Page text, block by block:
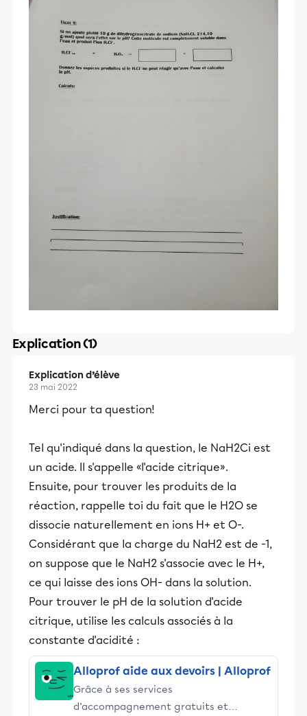
Explication (1)
Explication d’élève
23 mai 2022
Merci pour ta question!
Tel qu'indiqué dans la question, le NaH2Ci est
un acide. Il s'appelle «l'acide citrique».
Ensuite, pour trouver les produits de la
réaction, rappelle toi du fait que le H2O se
dissocie naturellement en ions H+ et O-.
Considérant que la charge du NaH2 est de -1,
on suppose que le NaH2 s'associe avec le H+,
ce qui laisse des ions OH- dans la solution.
Pour trouver le pH de la solution d'acide
citrique, utilise les calculs associés à la
constante d'acidité :
Alloprof aide aux devoirs | Alloprof
Grâce à ses services
d’accompagnement gratuits et